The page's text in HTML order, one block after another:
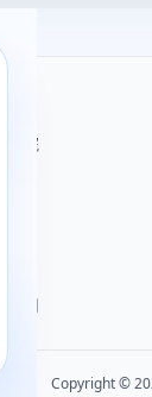
试院
试网
Copyright ©